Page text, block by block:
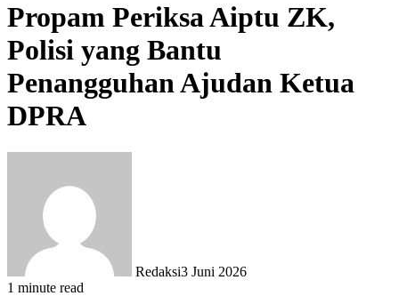
Propam Periksa Aiptu ZK,
Polisi yang Bantu
Penangguhan Ajudan Ketua
DPRA
Redaksi3 Juni 2026
1 minute read